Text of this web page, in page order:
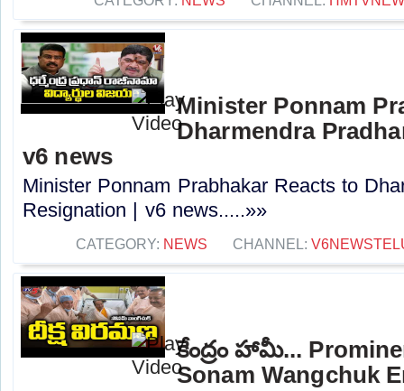
Minister Ponnam
Dharmendra
v6 news
Minister Ponnam Prabhakar Reacts to
Resignation | v6 news.....»»
CATEGORY: NEWS CHANNEL:
కేంద్రం హామీ...
Sonam Wangchuk